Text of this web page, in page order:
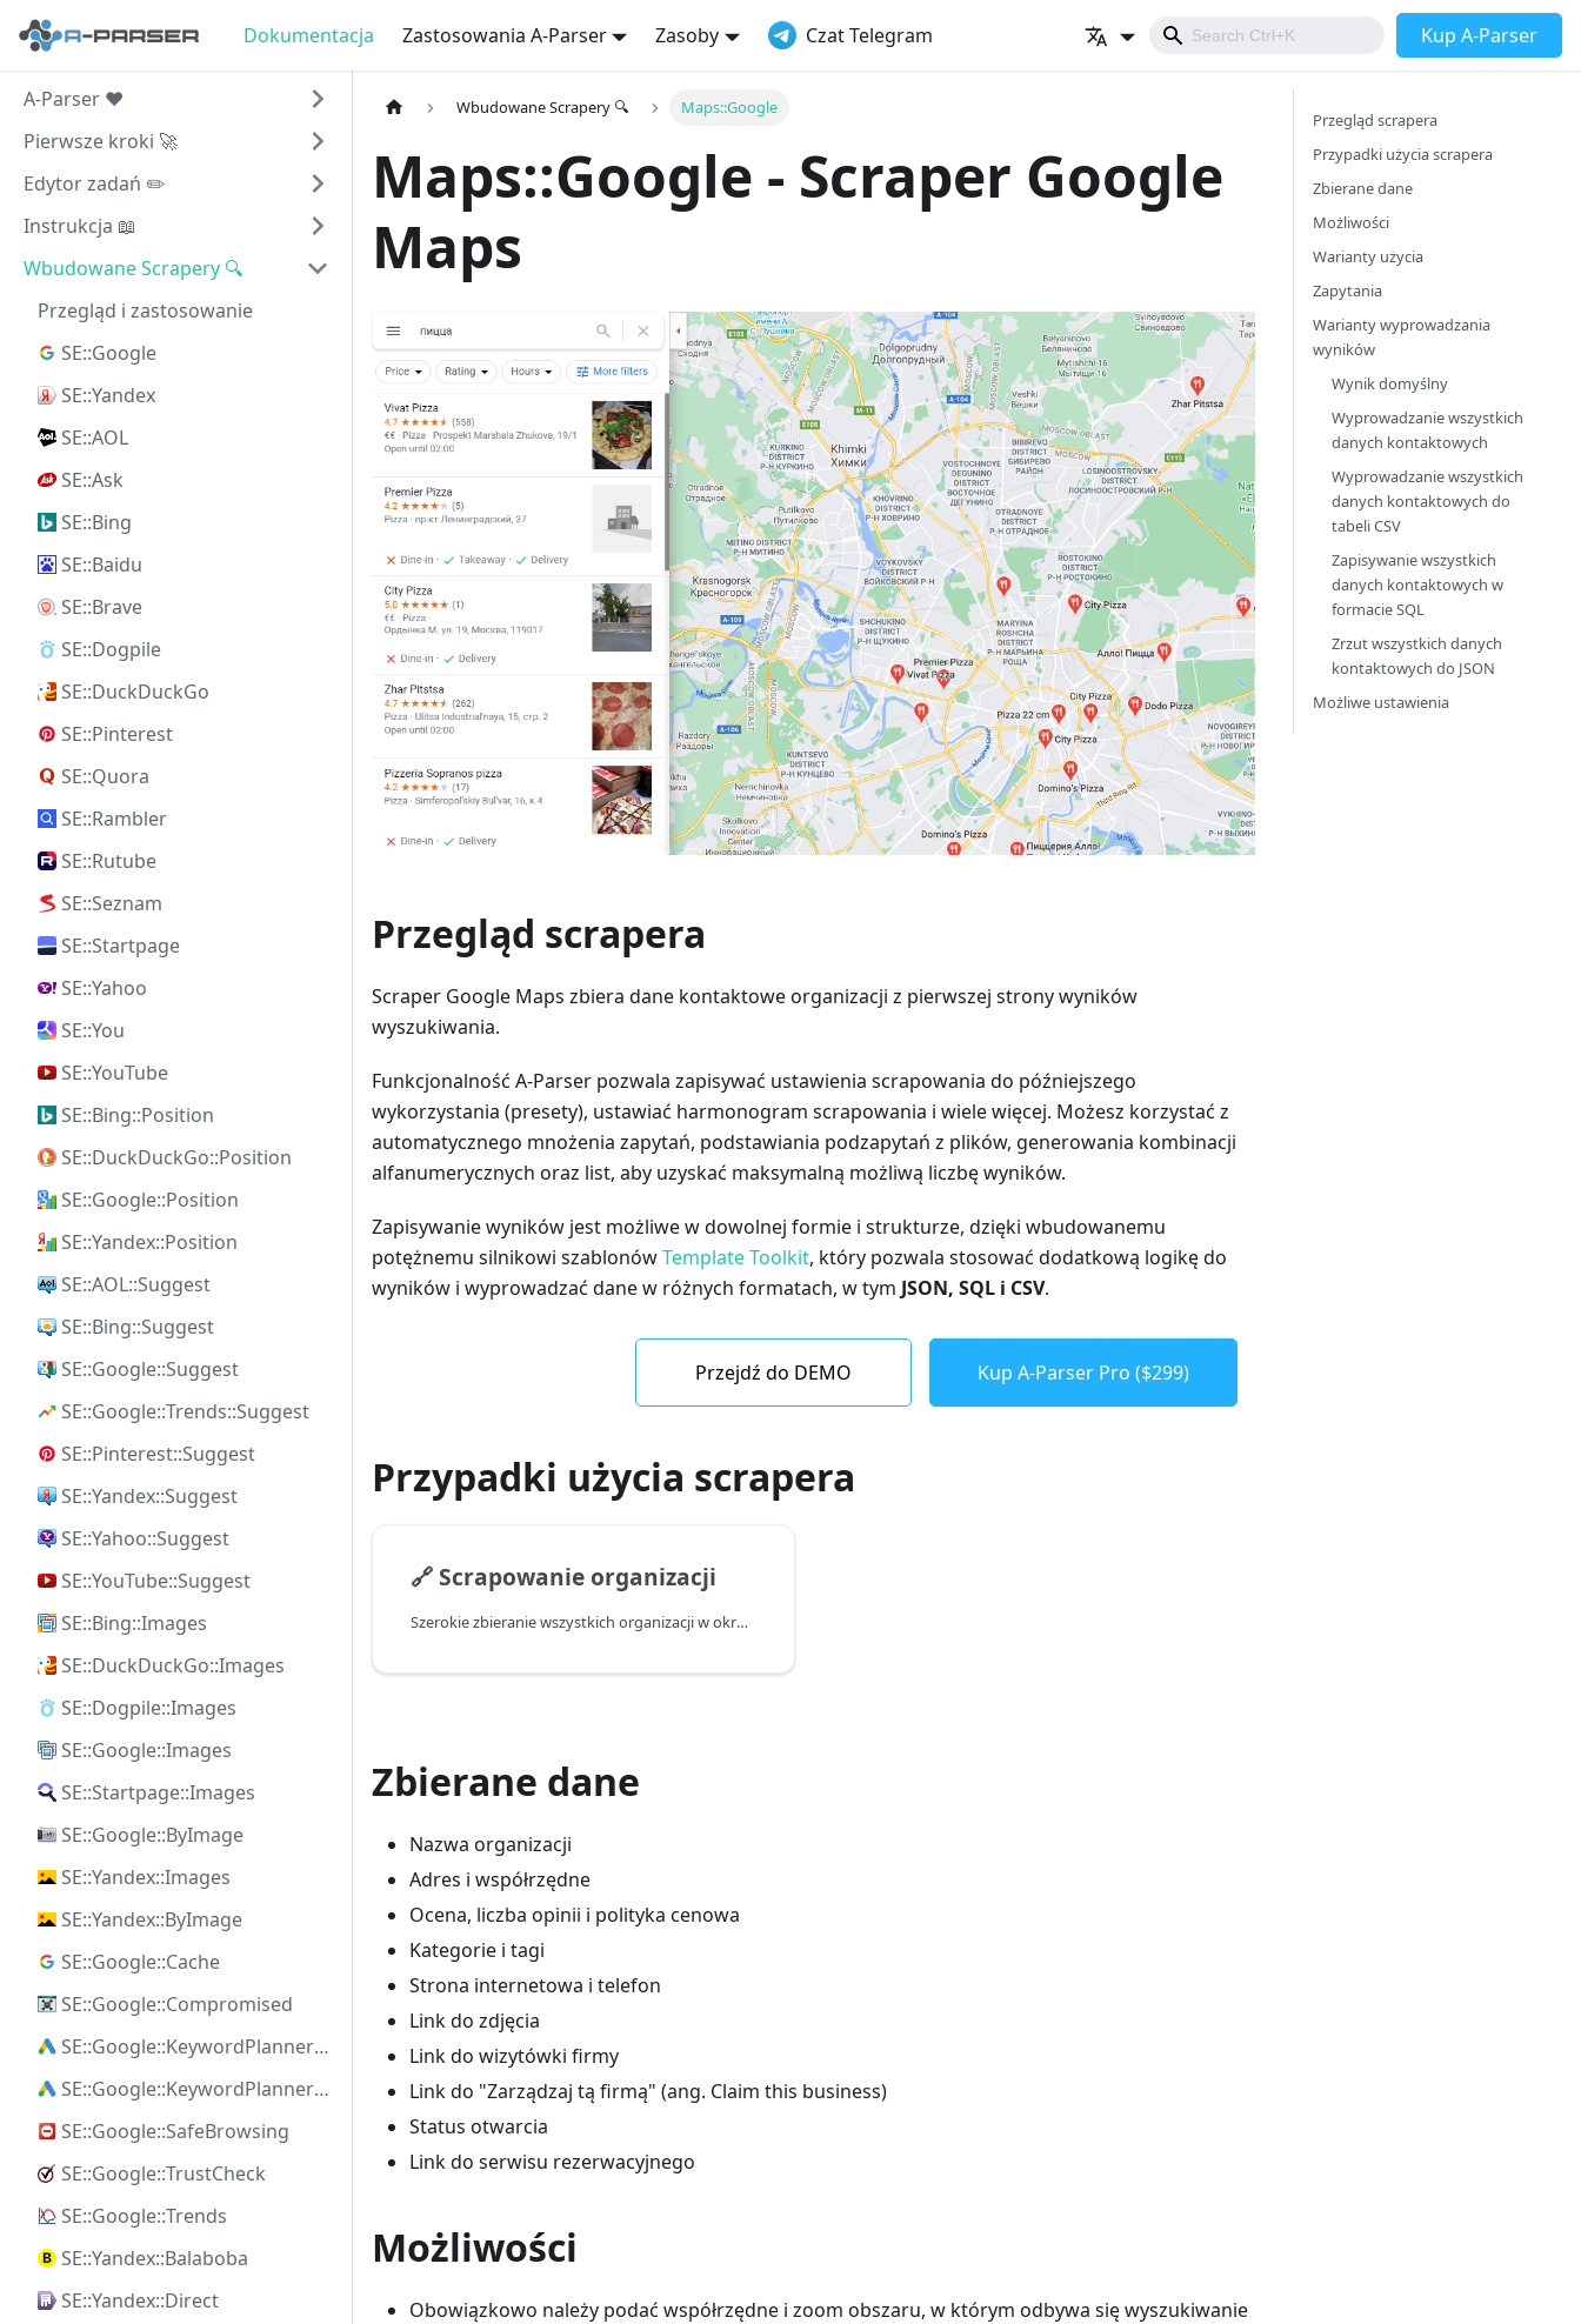
Dokumentacja Zastosowania A-Parser Zasoby Czat Telegram Kup A-Parser
A-Parser ❤️
Pierwsze kroki 🚀
Edytor zadań ✏️
Instrukcja 📖
Wbudowane Scrapery 🔍
Przegląd i zastosowanie
SE::Google
SE::Yandex
SE::AOL
SE::Ask
SE::Bing
SE::Baidu
SE::Brave
SE::Dogpile
SE::DuckDuckGo
SE::Pinterest
SE::Quora
SE::Rambler
SE::Rutube
SE::Seznam
SE::Startpage
SE::Yahoo
SE::You
SE::YouTube
SE::Bing::Position
SE::DuckDuckGo::Position
SE::Google::Position
SE::Yandex::Position
SE::AOL::Suggest
SE::Bing::Suggest
SE::Google::Suggest
SE::Google::Trends::Suggest
SE::Pinterest::Suggest
SE::Yandex::Suggest
SE::Yahoo::Suggest
SE::YouTube::Suggest
SE::Bing::Images
SE::DuckDuckGo::Images
SE::Dogpile::Images
SE::Google::Images
SE::Startpage::Images
SE::Google::ByImage
SE::Yandex::Images
SE::Yandex::ByImage
SE::Google::Cache
SE::Google::Compromised
SE::Google::KeywordPlanner::Ideas
SE::Google::KeywordPlanner::SearchVolume
SE::Google::SafeBrowsing
SE::Google::TrustCheck
SE::Google::Trends
SE::Yandex::Balaboba
SE::Yandex::Direct
Wbudowane Scrapery 🔍 Maps::Google
Maps::Google - Scraper Google
Maps
Przegląd scrapera
Scraper Google Maps zbiera dane kontaktowe organizacji z pierwszej strony wyników
wyszukiwania.
Funkcjonalność A-Parser pozwala zapisywać ustawienia scrapowania do późniejszego
wykorzystania (presety), ustawiać harmonogram scrapowania i wiele więcej. Możesz korzystać z
automatycznego mnożenia zapytań, podstawiania podzapytań z plików, generowania kombinacji
alfanumerycznych oraz list, aby uzyskać maksymalną możliwą liczbę wyników.
Zapisywanie wyników jest możliwe w dowolnej formie i strukturze, dzięki wbudowanemu
potężnemu silnikowi szablonówTemplate Toolkit, który pozwala stosować dodatkową logikę do
wyników i wyprowadzać dane w różnych formatach, w tym JSON, SQL i CSV.
Przejdź do DEMO Kup A-Parser Pro ($299)
Przypadki użycia scrapera
🔗Scrapowanie organizacji
Szerokie zbieranie wszystkich organizacji w określonej lokalizacji
Zbierane dane
Nazwa organizacji
Adres i współrzędne
Ocena, liczba opinii i polityka cenowa
Kategorie i tagi
Strona internetowa i telefon
Link do zdjęcia
Link do wizytówki firmy
Link do "Zarządzaj tą firmą" (ang. Claim this business)
Status otwarcia
Link do serwisu rezerwacyjnego
Możliwości
Obowiązkowo należy podać współrzędne i zoom obszaru, w którym odbywa się wyszukiwanie
Przegląd scrapera
Przypadki użycia scrapera
Zbierane dane
Możliwości
Warianty użycia
Zapytania
Warianty wyprowadzania
wyników
Wynik domyślny
Wyprowadzanie wszystkich
danych kontaktowych
Wyprowadzanie wszystkich
danych kontaktowych do
tabeli CSV
Zapisywanie wszystkich
danych kontaktowych w
formacie SQL
Zrzut wszystkich danych
kontaktowych do JSON
Możliwe ustawienia